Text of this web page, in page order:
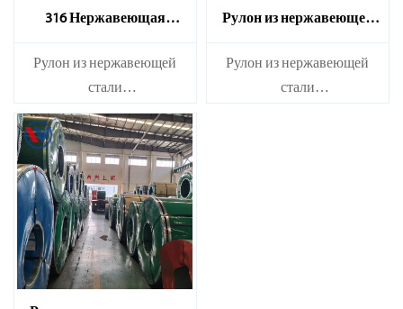
316 Нержавеющая
​Рулон из нержавеющей
стали
Марка：210S, 314, 309S,
304, 304L,
316L,321,410,420,430,904 и
др.
Характеристики
Толщина：0.1мм - 150мм
Рулон из нержавеющей
​Рулон из нержавеющей
стали